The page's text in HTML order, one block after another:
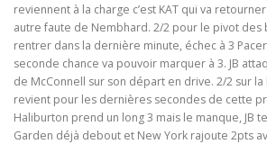
reviennent à la charge c’est KAT qui va
autre faute de Nembhard. 2/2 pour le pivot des
rentrer dans la dernière minute, échec à 3
seconde chance va pouvoir marquer à 3. JB
de McConnell sur son départ en drive. 2/2 sur la
revient pour les dernières secondes de cette
Haliburton prend un long 3 mais le manque, JB
Garden déjà debout et New York rajoute 2pts